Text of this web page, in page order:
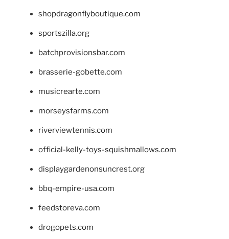
shopdragonflyboutique.com
sportszilla.org
batchprovisionsbar.com
brasserie-gobette.com
musicrearte.com
morseysfarms.com
riverviewtennis.com
official-kelly-toys-squishmallows.com
displaygardenonsuncrest.org
bbq-empire-usa.com
feedstoreva.com
drogopets.com